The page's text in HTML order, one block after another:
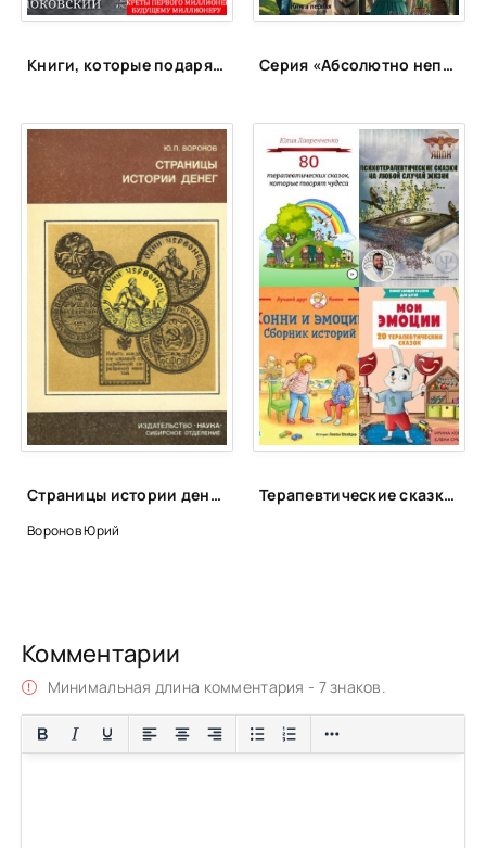
Книги, которые подарят энергию Серия «Абсолютно неправильные люди»
Страницы истории денег - Юрий Воронов
Воронов Юрий
Терапевтические сказки для детей!
Комментарии
Минимальная длина комментария - 7 знаков.